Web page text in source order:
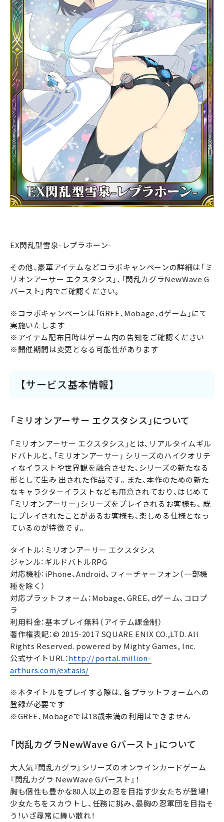
EX閃乱型雪泉-レプラホーン-
その他、豪華アイテムなどコラボキャンペーンの詳細は「ミ
リオンアーサー エクスタシス」、「閃乱カグラNewWave G
バースト」内でご確認ください。
※コラボキャンペーンは「GREE、Mobage、dゲーム」にて
実施いたします
※アイテム配布日時はゲーム内の告知をご確認ください
※開催期間は変更となる可能性があります
【サービス基本情報】
「ミリオンアーサー エクスタシス」について
「ミリオンアーサー エクスタシス」とは、リアルタイムギル
ドバトルと、「ミリオンアーサー」 シリーズのハイクオリテ
ィなイラストや世界観を融合させた、シリーズの新たなる
形として生み 出された作品です。また、本作のための新た
なキャラクターイラストなども用意されており、はじめて
「ミリオンアーサー」シリーズをプレイされるお客様も、 既
にプレイされたことがあるお客様も、楽しめる仕様となっ
ているのが特徴です。
タイトル：ミリオンアーサー エクスタシス
ジャンル：ギルドバトルRPG
対応機種：iPhone、Android、フィーチャーフォン（一部機
種を除く）
対応プラットフォーム：Mobage、GREE、dゲーム、コロプ
ラ
利用料金：基本プレイ無料（アイテム課金制）
著作権表記：© 2015-2017 SQUARE ENIX CO.,LTD. All
Rights Reserved. powered by Mighty Games, Inc.
公式サイトURL：http://portal.million-
arthurs.com/extasis/
※本タイトルをプレイする際は、各プラットフォームへの
登録が必要です
※GREE、Mobageでは18歳未満の利用はできません
「閃乱カグラNewWave Gバースト」について
大人気『閃乱カグラ』シリーズのオンラインカードゲーム
『閃乱カグラ NewWave Gバースト』！
胸も個性も豊かな80人以上の忍を目指す少女たちが登場！
少女たちをスカウトし、任務に挑み、最胸の忍軍団を目指そ
う！いざ尋常に舞い散れ！